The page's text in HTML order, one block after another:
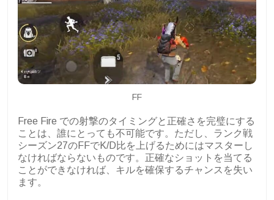
FF
Free Fire での射撃のタイミングと正確さを完璧にする
ことは、誰にとっても不可能です。ただし、ランク戦
シーズン27のFFでK/D比を上げるためにはマスターし
なければならないものです。正確なショットを当てる
ことができなければ、キルを確保するチャンスを失い
ます。